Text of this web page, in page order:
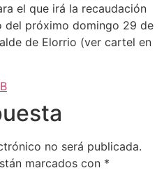
el que irá la recaudación
próximo domingo 29 de
de Elorrio (ver cartel en
no será publicada.
marcados con *